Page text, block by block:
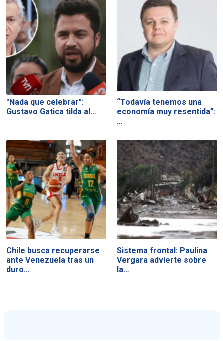
"Nada que celebrar":
Gustavo Gatica tilda al…
“Todavía tenemos una
economía muy resentida”:
…
Chile busca recuperarse
ante Venezuela tras un
duro…
Sistema frontal: Paulina
Vergara advierte sobre
la…